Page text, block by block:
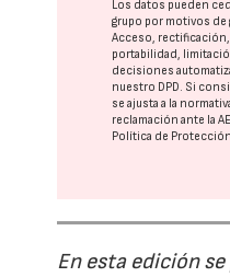
Los datos pueden
grupo por motivos
Acceso,
portabilidad,
decisiones
nuestro DPD. Si
se ajusta a la
reclamación ante la
Política de
En esta edición